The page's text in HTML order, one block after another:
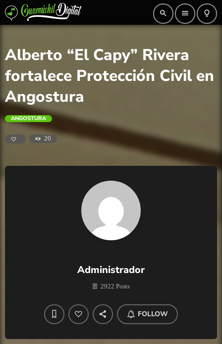
search menu lightbulb_outline
Alberto “El Capy” Rivera
fortalece Protección Civil en
Angostura
ANGOSTURA
20
Administrador
2922 Posts
FOLLOW